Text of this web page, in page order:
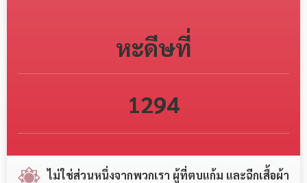
หะดีษที่
1294
ไม่ใช่ส่วนหนึ่งจากพวกเรา ผู้ที่ตบแก้ม และฉีกเสื้อผ้า